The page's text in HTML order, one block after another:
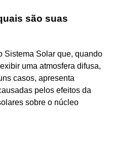
são suas
Sistema Solar que, quando
uma atmosfera difusa,
casos, apresenta
pelos efeitos da
sobre o núcleo